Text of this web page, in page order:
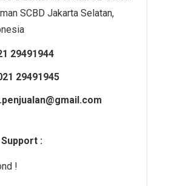
SCBD Jakarta Selatan,
29491944
29491945
:
!